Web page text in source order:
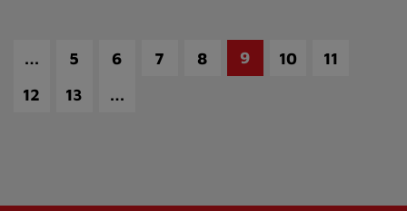
… 5 6 7 8 9 10
11
12
13 …